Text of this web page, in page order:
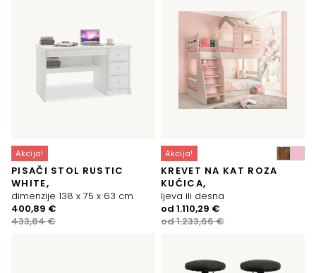
Akcija!
PISAČI STOL RUSTIC
WHITE,
dimenzije 138 x 75 x 63 cm
433,84€
Izvorna
cijena
400,89 €
Trenutna
cijena
Akcija!
KREVET NA KAT ROZA
KUĆICA,
ljeva ili desna
od1.233,66€
Izvorna
cijena
1.233,66 €.
od 1.110,29 €
Trenutna
cijena